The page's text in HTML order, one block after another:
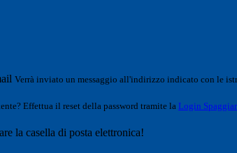
Verrà inviato un messaggio all'indirizzo indicato con le
Effettua il reset della password tramite la Login
la casella di posta elettronica!